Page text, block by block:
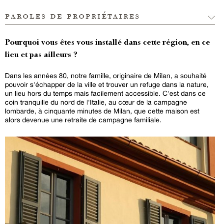
paroles de propriétaires
Pourquoi vous êtes vous installé dans cette région, en ce
lieu et pas ailleurs ?
Dans les années 80, notre famille, originaire de Milan, a souhaité
pouvoir s'échapper de la ville et trouver un refuge dans la nature,
un lieu hors du temps mais facilement accessible. C'est dans ce
coin tranquille du nord de l'Italie, au cœur de la campagne
lombarde, à cinquante minutes de Milan, que cette maison est
alors devenue une retraite de campagne familiale.